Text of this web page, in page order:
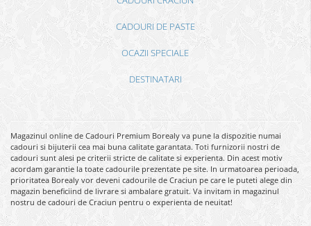
CADOURI DE PASTE
OCAZII SPECIALE
DESTINATARI
Magazinul online de Cadouri Premium Borealy va pune la dispozitie numai
cadouri si bijuterii cea mai buna calitate garantata. Toti furnizorii nostri de
cadouri sunt alesi pe criterii stricte de calitate si experienta. Din acest motiv
acordam garantie la toate cadourile prezentate pe site. In urmatoarea perioada,
prioritatea Borealy vor deveni cadourile de Craciun pe care le puteti alege din
magazin beneficiind de livrare si ambalare gratuit. Va invitam in magazinul
nostru de cadouri de Craciun pentru o experienta de neuitat!